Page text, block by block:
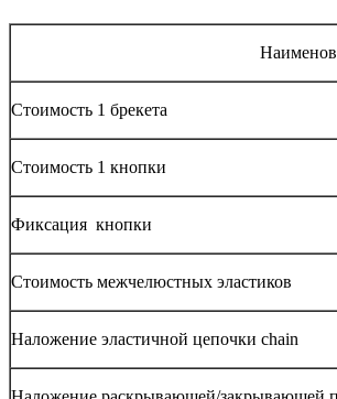
Стоимость 1 брекета
Стоимость 1 кнопки
Фиксация кнопки
Стоимость межчелюстных эластиков
Наложение эластичной цепочки chain